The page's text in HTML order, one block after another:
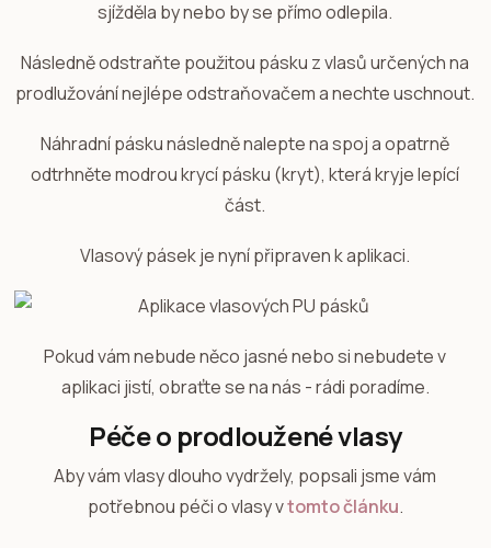
sjížděla by nebo by se přímo odlepila.
Následně odstraňte použitou pásku z vlasů určených na
prodlužování nejlépe odstraňovačem a nechte uschnout.
Náhradní pásku následně nalepte na spoj a opatrně
odtrhněte modrou krycí pásku (kryt), která kryje lepící
část.
Vlasový pásek je nyní připraven k aplikaci.
Pokud vám nebude něco jasné nebo si nebudete v
aplikaci jistí, obraťte se na nás - rádi poradíme.
Péče o prodloužené vlasy
Aby vám vlasy dlouho vydržely, popsali jsme vám
potřebnou péči o vlasy vtomto článku.